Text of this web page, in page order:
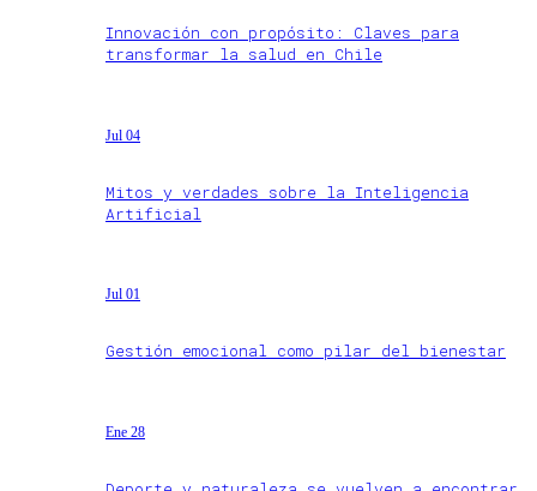
Innovación con propósito: Claves para
transformar la salud en Chile
Jul 04
Mitos y verdades sobre la Inteligencia
Artificial
Jul 01
Gestión emocional como pilar del bienestar
Ene 28